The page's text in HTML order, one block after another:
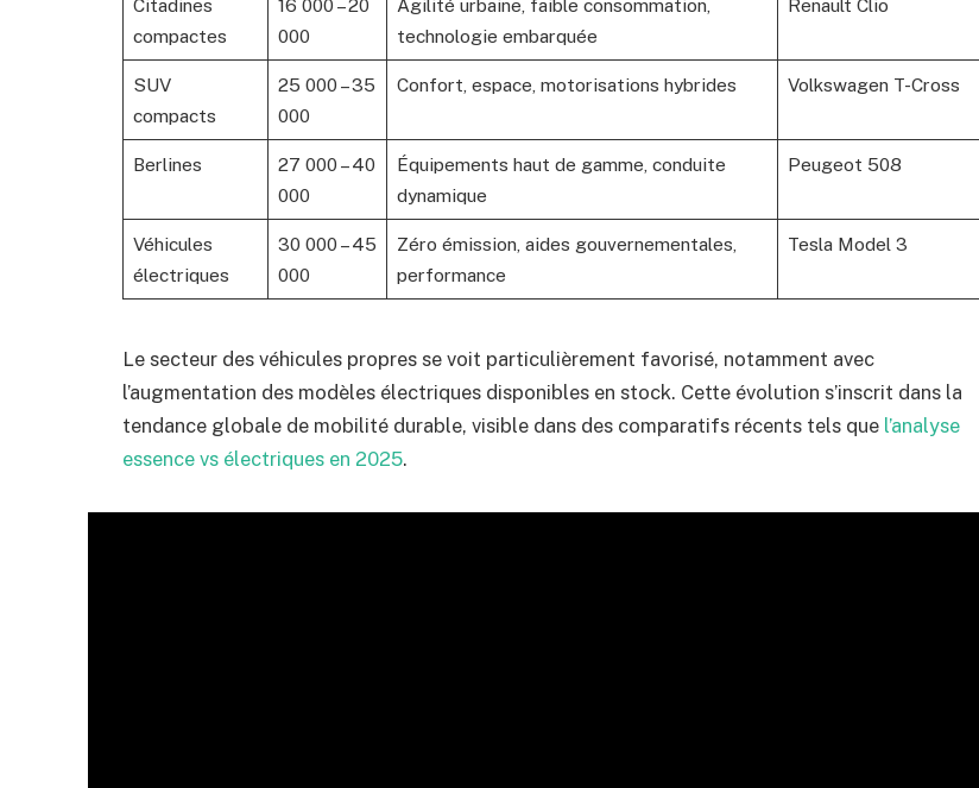
Citadines
compactes
16 000 – 20
000
Agilité urbaine, faible consommation,
technologie embarquée
Renault Clio
SUV
compacts
25 000 – 35
000
Confort, espace, motorisations hybrides Volkswagen T-Cross
Berlines
27 000 – 40
000
Équipements haut de gamme, conduite
dynamique
Peugeot 508
Véhicules
électriques
30 000 – 45
000
Zéro émission, aides gouvernementales,
performance
Tesla Model 3
Le secteur des véhicules propres se voit particulièrement favorisé, notamment avec
l’augmentation des modèles électriques disponibles en stock. Cette évolution s’inscrit dans la
tendance globale de mobilité durable, visible dans des comparatifs récents tels que l’analyse
essence vs électriques en 2025.